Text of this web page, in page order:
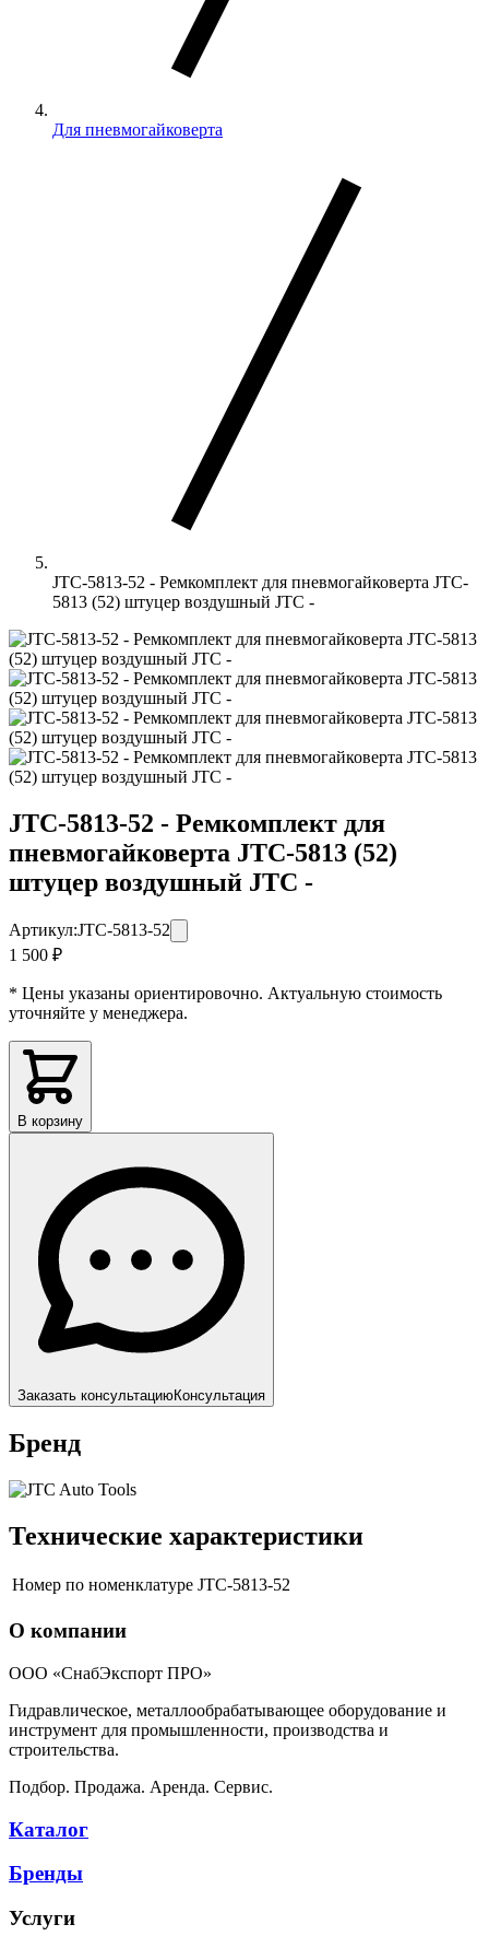
Для пневмогайковерта
JTC-5813-52 - Ремкомплект для пневмогайковерта JTC-
5813 (52) штуцер воздушный JTC -
JTC-5813-52 - Ремкомплект для
пневмогайковерта JTC-5813 (52)
штуцер воздушный JTC -
Артикул:JTC-5813-52
1 500 ₽
* Цены указаны ориентировочно. Актуальную стоимость
уточняйте у менеджера.
В корзину
Заказать консультациюКонсультация
Бренд
Технические характеристики
Номер по номенклатуре JTC-5813-52
О компании
ООО «СнабЭкспорт ПРО»
Гидравлическое, металлообрабатывающее оборудование и
инструмент для промышленности, производства и
строительства.
Подбор. Продажа. Аренда. Сервис.
Каталог
Бренды
Услуги